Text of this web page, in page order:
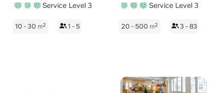
Service Level 3
10 - 30 m2 1 - 5
Service Level 3
20 - 500 m2 3 - 83